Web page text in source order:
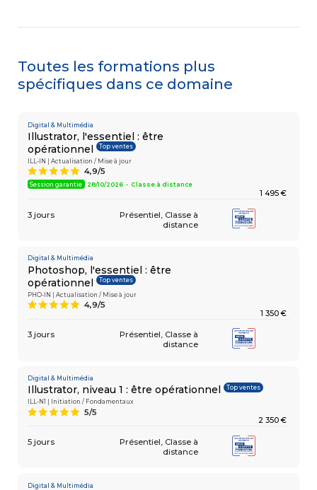
éthique
SOFT
SKILLS
du travail
et relations
Médico-Administratif
Toutes les formations plus
spécifiques dans ce domaine
Digital & Multimédia
Illustrator, l'essentiel : être
opérationnel
Top ventes
ILL-IN | Actualisation / Mise à jour
1 495 €
A 4,9/5
Session garantie 28/10/2026 - Classe à distance
3 jours Présentiel Classe à
distance
Digital & Multimédia
Photoshop, l'essentiel : être
opérationnel
Top ventes
PHO-IN | Actualisation / Mise à jour
1 350 €
A 4,9/5
3 jours Présentiel Classe à
distance
Digital & Multimédia
Illustrator, niveau 1 : être opérationnel Top ventes
ILL-N1 | Initiation / Fondamentaux
2 350 €
A 5/5
5 jours Présentiel Classe à
distance
Digital & Multimédia